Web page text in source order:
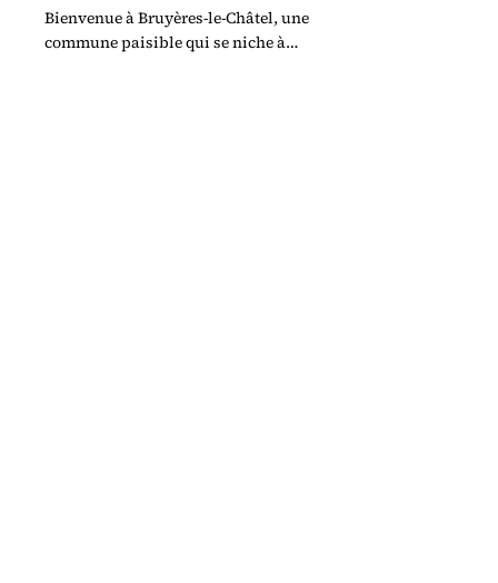
Bienvenue à Bruyères-le-Châtel, une
commune paisible qui se niche à